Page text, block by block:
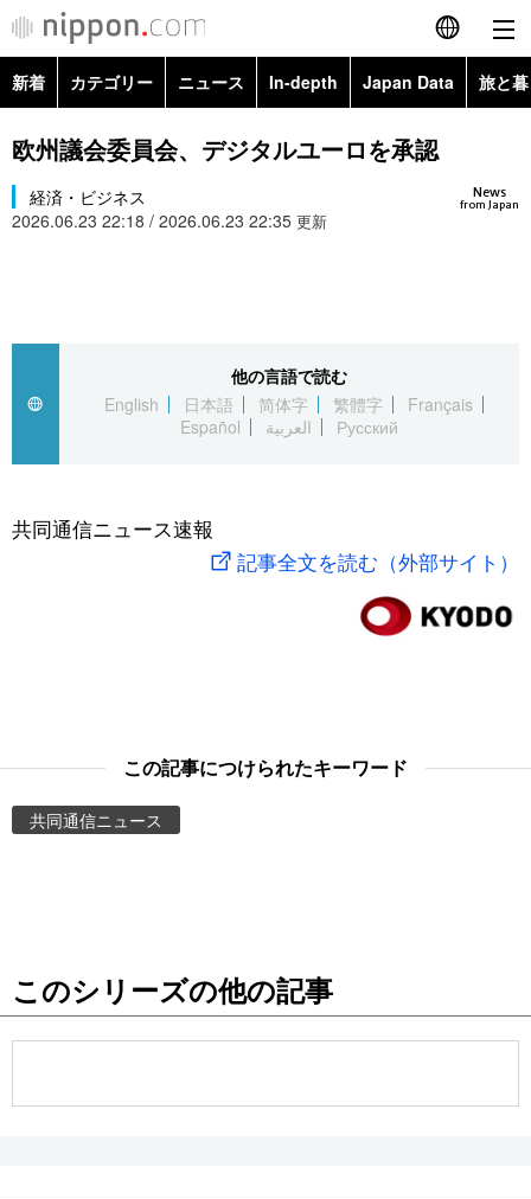
English
简体字
カテゴリー
スポーツ・東京2020
Topics
Images
お知らせ
公式SNS
新着 カテゴリー ニュース In-depth Japan Data 旅と
政治・外交
経済・ビジネス
Topics
Images
欧州議会委員会、デジタルユーロを承認
News
from Japan
経済・ビジネス
2026.06.23 22:18 / 2026.06.23 22:35 更新
他の言語で読む
English
日本語 简体字 繁體字
Français
Español
العربية Русский
共同通信ニュース速報
記事全文を読む（外部サイト）
この記事につけられたキーワード
共同通信ニュース
このシリーズの他の記事